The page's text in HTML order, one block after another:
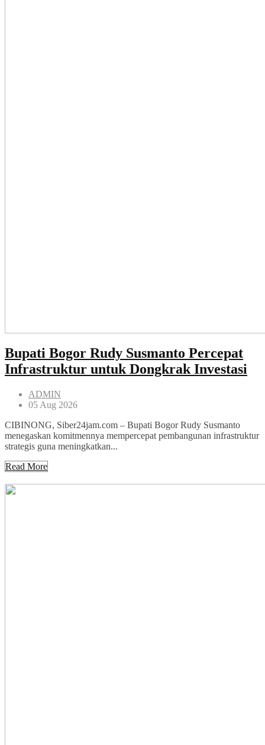
Bupati Bogor Rudy Susmanto Percepat
Infrastruktur untuk Dongkrak Investasi
ADMIN
05 Aug 2026
CIBINONG, Siber24jam.com – Bupati Bogor Rudy Susmanto
menegaskan komitmennya mempercepat pembangunan infrastruktur
strategis guna meningkatkan...
Read More